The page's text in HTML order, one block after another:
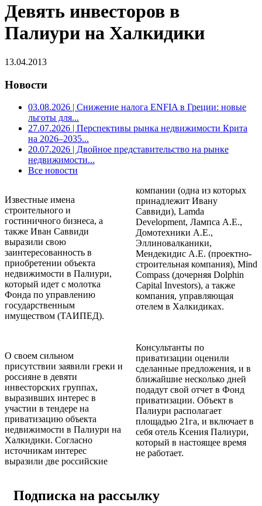
Девять инвесторов в
Палиури на Халкидики
13.04.2013
Новости
03.08.2026 | Снижение налога ENFIA в Греции: новые
льготы для...
27.07.2026 | Перспективы рынка недвижимости Крита
на 2026–2035...
20.07.2026 | Двойное представительство на рынке
недвижимости...
Все новости
Известные имена
строительного и
гостиничного бизнеса, а
также Иван Саввиди
выразили свою
заинтересованность в
приобретении объекта
недвижимости в Палиури,
который идет с молотка
Фонда по управлению
государственным
имуществом (ТАИПЕД).
О своем сильном
присутствии заявили греки и
россияне в девяти
инвесторских группах,
выразивших интерес в
участии в тендере на
приватизацию объекта
недвижимости в Палиури на
Халкидики. Согласно
источникам интерес
выразили две российские
компании (одна из которых
принадлежит Ивану
Саввиди), Lamda
Development, Лампса А.Е.,
Домотехники А.Е.,
Эллиновалканики,
Мендекидис А.Е. (проектно-
строительная компания), Mind
Compass (дочерняя Dolphin
Capital Investors), а также
компания, управляющая
отелем в Халкидиках.
Консультанты по
приватизации оценили
сделанные предложения, и в
ближайшие несколько дней
подадут свой отчет в Фонд
приватизации. Объект в
Палиури располагает
площадью 21га, и включает в
себя отель Ксения Палиури,
который в настоящее время
не работает.
Подписка на рассылку